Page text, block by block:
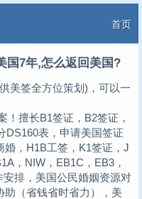
首页
国7年,怎么返回美国?
美签全方位策划)，可以一
！擅长B1签证，B2签证，
DS160表，申请美国签证
，H1B工签，K1签证，J
，NIW，EB1C，EB3，
排，美国公民婚姻资源对
（省钱省时省力），美